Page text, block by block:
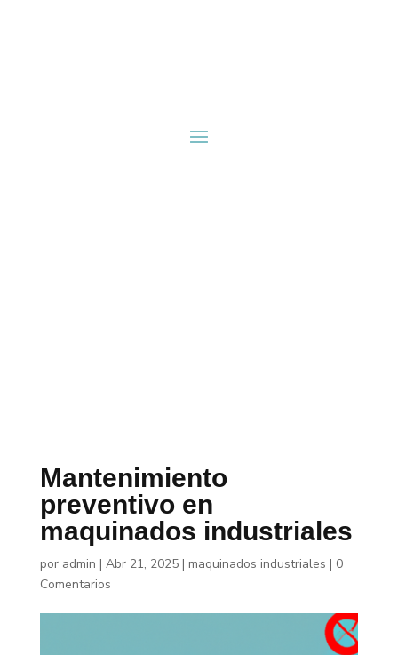
Mantenimiento
preventivo en
maquinados industriales
por admin | Abr 21, 2025| maquinados industriales | 0
Comentarios